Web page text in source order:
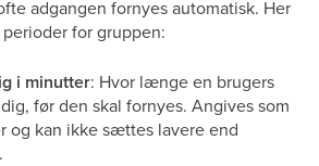
adgangen fornyes automatisk. Her
for gruppen:
i minutter: Hvor længe en brugers
før den skal fornyes. Angives som
og kan ikke sættes lavere end